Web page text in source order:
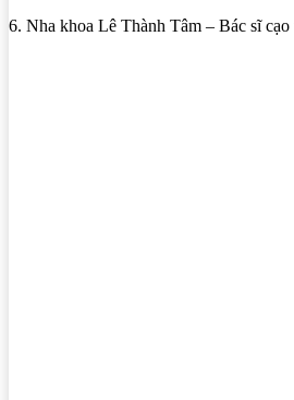
6. Nha khoa Lê Thành Tâm – Bác sĩ